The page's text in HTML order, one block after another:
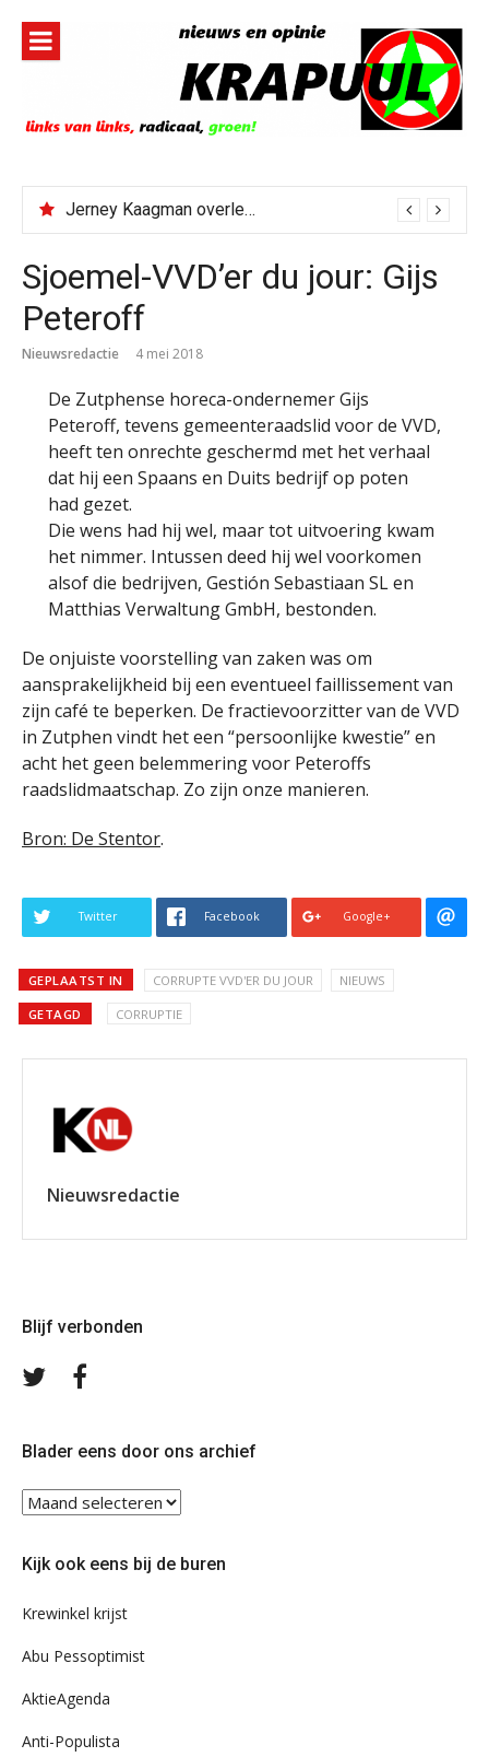
inhoud
Jerney Kaagman overleden
Sjoemel-VVD’er du jour: Gijs
Peteroff
Nieuwsredactie 4 mei 2018
De Zutphense horeca-ondernemer Gijs
Peteroff, tevens gemeenteraadslid voor de VVD,
heeft ten onrechte geschermd met het verhaal
dat hij een Spaans en Duits bedrijf op poten
had gezet.
Die wens had hij wel, maar tot uitvoering kwam
het nimmer. Intussen deed hij wel voorkomen
alsof die bedrijven, Gestión Sebastiaan SL en
Matthias Verwaltung GmbH, bestonden.
De onjuiste voorstelling van zaken was om
aansprakelijkheid bij een eventueel faillissement van
zijn café te beperken. De fractievoorzitter van de VVD
in Zutphen vindt het een “persoonlijke kwestie” en
acht het geen belemmering voor Peteroffs
raadslidmaatschap. Zo zijn onze manieren.
Bron: De Stentor.
Twitter Facebook Google+
GEPLAATST IN CORRUPTE VVD'ER DU JOUR NIEUWS
GETAGD CORRUPTIE
Nieuwsredactie
Blijf verbonden
Volg
Blader eens door ons archief
Blader
eens
ons
Kijk ook eens bij de buren
Krewinkel krijst
Abu Pessoptimist
AktieAgenda
Anti-Populista